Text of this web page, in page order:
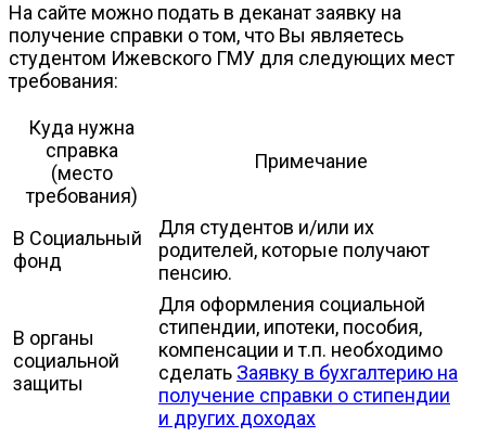
На сайте можно подать в деканат заявку на
получение справки о том, что Вы являетесь
студентом Ижевского ГМУ для следующих мест
требования:
Куда нужна
справка
(место
требования)
Примечание
В Социальный
фонд
Для студентов и/или их
родителей, которые получают
пенсию.
В органы
социальной
защиты
Для оформления социальной
стипендии, ипотеки, пособия,
компенсации и т.п. необходимо
сделать Заявку в бухгалтерию на
получение справки о стипендии
и других доходах